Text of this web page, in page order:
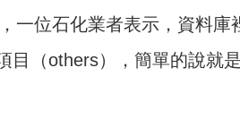
，一位石化業者表示，資料庫
目（others），簡單的說就